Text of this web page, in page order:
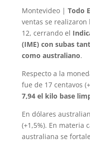
Montevideo | Todo
ventas se realizaron
12, cerrando el
(IME) con subas
como australiano.
Respecto a la
fue de 17 centavos
7,94 el kilo base
En dólares
(+1,5%). En materia
australiana se